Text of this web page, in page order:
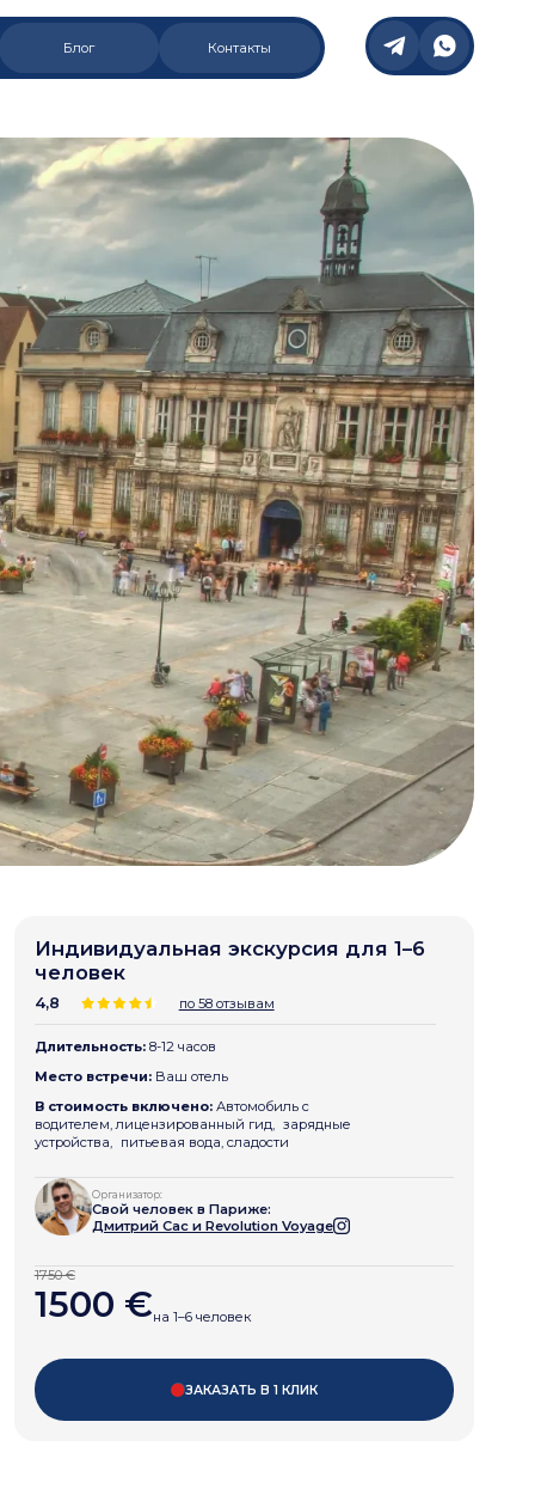
Блог Контакты
Индивидуальная экскурсия для 1–6
человек
4,8 по 58 отзывам
Длительность:8-12 часов
Место встречи:Ваш отель
В стоимость включено:Автомобиль с
водителем, лицензированный гид, зарядные
устройства, питьевая вода, сладости
Организатор:
Свой человек в Париже:
Дмитрий Сас и Revolution Voyage
1750 €
1500 €на 1–6 человек
ЗАКАЗАТЬ В 1 КЛИК